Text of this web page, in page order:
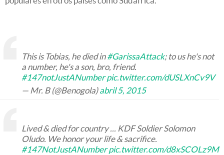
This is Tobias, he died in#GarissaAttack; to us he's not
a number, he's a son, bro, friend.
#147notJustANumber pic.twitter.com/dUSLXnCv9V
— Mr. B (@Benogola)abril 5, 2015
Lived & died for country ... KDF Soldier Solomon
Oludo. We honor your life & sacrifice.
#147NotJustANumber pic.twitter.com/d8xSCOLz9M